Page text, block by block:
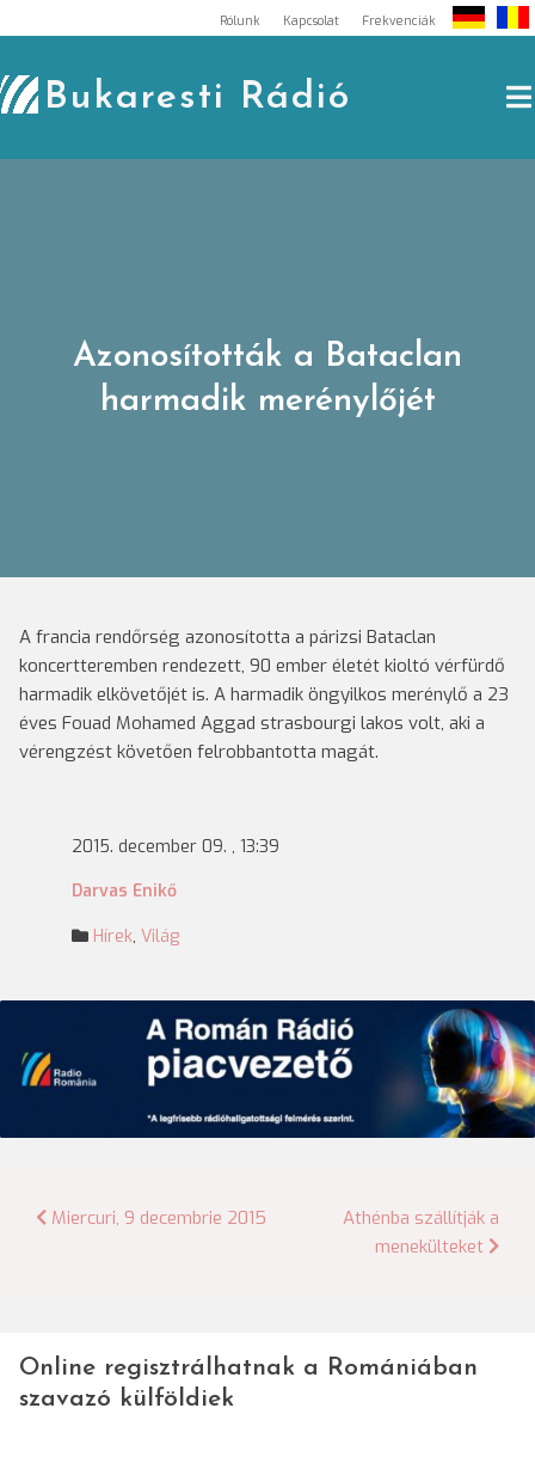
to
content
Rólunk Kapcsolat Frekvenciák
Bukaresti Rádió
Azonosították a Bataclan
harmadik merénylőjét
A francia rendőrség azonosította a párizsi Bataclan
koncertteremben rendezett, 90 ember életét kioltó vérfürdő
harmadik elkövetőjét is. A harmadik öngyilkos merénylő a 23
éves Fouad Mohamed Aggad strasbourgi lakos volt, aki a
vérengzést követően felrobbantotta magát.
2015. december 09. , 13:39
Darvas Enikő
Hírek, Világ
Bejegyzés
Miercuri, 9 decembrie 2015
Athénba szállítják a
menekülteket
Online regisztrálhatnak a Romániában
szavazó külföldiek